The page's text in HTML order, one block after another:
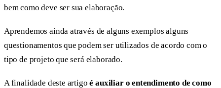
bem como deve ser sua elaboração.
Aprendemos ainda através de alguns exemplos alguns
questionamentos que podem ser utilizados de acordo com o
tipo de projeto que será elaborado.
A finalidade deste artigoé auxiliar o entendimento de como